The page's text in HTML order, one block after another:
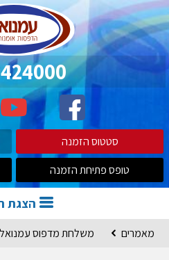
סטטוס הזמנה
טופס פתיחת הזמנה
מאמרים משלחת מדפוס עמנואל